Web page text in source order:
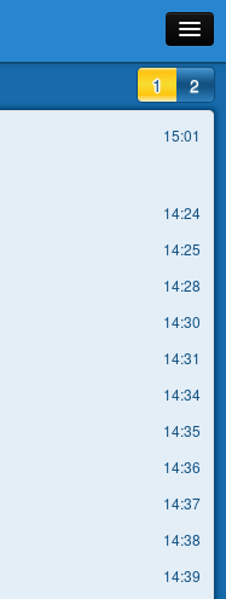
1 2
15:01
14:24
14:25
14:28
14:30
14:31
14:34
14:35
14:36
14:37
14:38
14:39